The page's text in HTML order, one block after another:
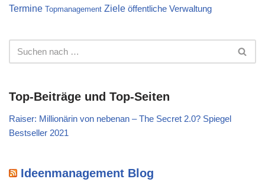
Termine Topmanagement Ziele öffentliche Verwaltung
Top-Beiträge und Top-Seiten
Raiser: Millionärin von nebenan – The Secret 2.0? Spiegel
Bestseller 2021
Ideenmanagement Blog